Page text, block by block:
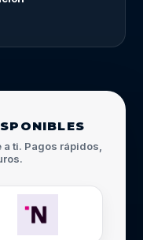
a ti. Pagos rápidos,